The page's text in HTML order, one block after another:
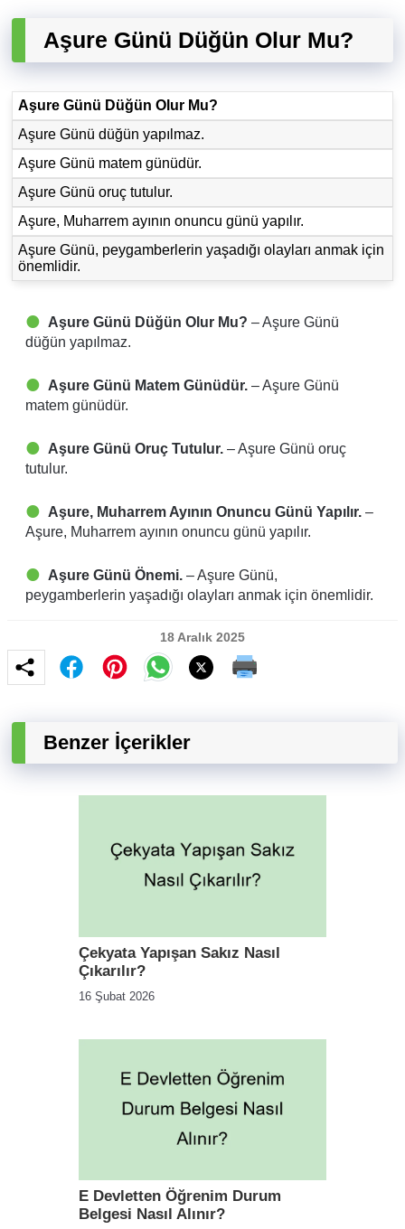
Aşure Günü Düğün Olur Mu?
Aşure Günü Düğün Olur Mu?
Aşure Günü düğün yapılmaz.
Aşure Günü matem günüdür.
Aşure Günü oruç tutulur.
Aşure, Muharrem ayının onuncu günü yapılır.
Aşure Günü, peygamberlerin yaşadığı olayları anmak için
önemlidir.
Aşure Günü Düğün Olur Mu? – Aşure Günü
düğün yapılmaz.
Aşure Günü Matem Günüdür. – Aşure Günü
matem günüdür.
Aşure Günü Oruç Tutulur. – Aşure Günü oruç
tutulur.
Aşure, Muharrem Ayının Onuncu Günü Yapılır. –
Aşure, Muharrem ayının onuncu günü yapılır.
Aşure Günü Önemi. – Aşure Günü,
peygamberlerin yaşadığı olayları anmak için önemlidir.
18 Aralık 2025
Benzer İçerikler
Çekyata Yapışan Sakız Nasıl
Çıkarılır?
16 Şubat 2026
E Devletten Öğrenim Durum
Belgesi Nasıl Alınır?